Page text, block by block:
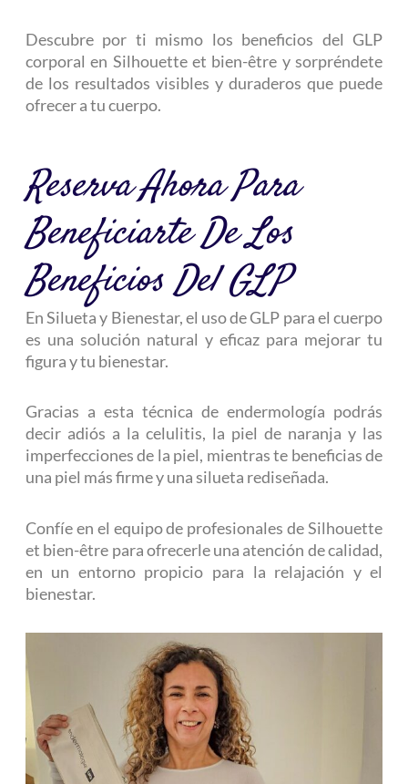
Descubre por ti mismo los beneficios del GLP
corporal en Silhouette et bien-être y sorpréndete
de los resultados visibles y duraderos que puede
ofrecer a tu cuerpo.
Reserva Ahora Para
Beneficiarte De Los
Beneficios Del GLP
En Silueta y Bienestar, el uso de GLP para el cuerpo
es una solución natural y eficaz para mejorar tu
figura y tu bienestar.
Gracias a esta técnica de endermología podrás
decir adiós a la celulitis, la piel de naranja y las
imperfecciones de la piel, mientras te beneficias de
una piel más firme y una silueta rediseñada.
Confíe en el equipo de profesionales de Silhouette
et bien-être para ofrecerle una atención de calidad,
en un entorno propicio para la relajación y el
bienestar.